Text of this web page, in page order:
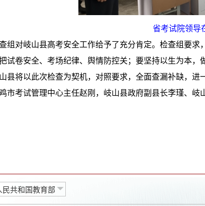
省考试院领导
组对岐山县高考安全工作给予了充分肯定。检查组要
试卷安全、考场纪律、舆情防控关；要坚持以生为本，
县将以此次检查为契机，对照要求，全面查漏补缺，进
市考试管理中心主任赵刚，岐山县政府副县长李瑾、岐
民共和国教育部